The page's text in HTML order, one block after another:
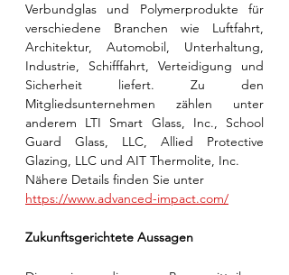
Verbundglas und Polymerprodukte für
verschiedene Branchen wie Luftfahrt,
Architektur, Automobil, Unterhaltung,
Industrie, Schifffahrt, Verteidigung und
Sicherheit liefert. Zu den
Mitgliedsunternehmen zählen unter
anderem LTI Smart Glass, Inc., School
Guard Glass, LLC, Allied Protective
Glazing, LLC und AIT Thermolite, Inc.
Nähere Details finden Sie unter
https://www.advanced-impact.com/
Zukunftsgerichtete Aussagen